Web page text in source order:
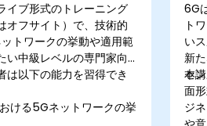
イブ形式のトレーニング
オフサイト）で、技術的
トワークの挙動や適用範
い中級レベルの専門家向
は以下の能力を習得でき
ける5Gネットワークの挙
6G
ト
い
新
セ
本
面
ジ